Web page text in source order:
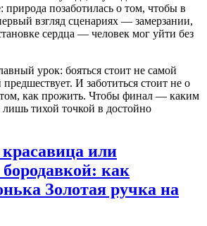
природа позаботилась о том, чтобы в
взгляд сценариях — замерзании,
сердца — человек мог уйти без
урок: бояться стоит не самой
И заботиться стоит не о
том, как прожить. Чтобы финал — каким
тихой точкой в достойно
или
как
Золотая ручка на